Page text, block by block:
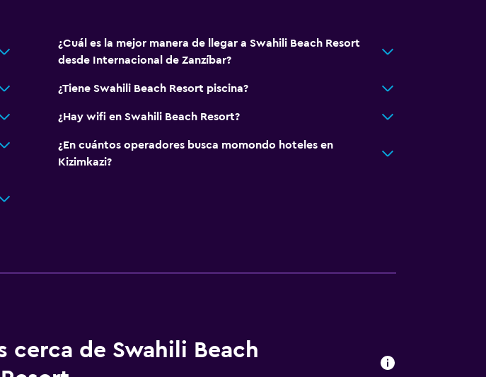
¿Cuál es la mejor manera de llegar a Swahili Beach Resort
desde Internacional de Zanzíbar?
¿Tiene Swahili Beach Resort piscina?
¿Hay wifi en Swahili Beach Resort?
¿En cuántos operadores busca momondo hoteles en
Kizimkazi?
cerca de Swahili Beach